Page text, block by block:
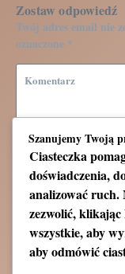
Zostaw odpowiedź
Twój adres email nie
oznaczone *
Szanujemy Twoją
Ciasteczka
doświadczenia,
analizować ruch.
zezwolić, klikając
wszystkie, aby
aby odmówić